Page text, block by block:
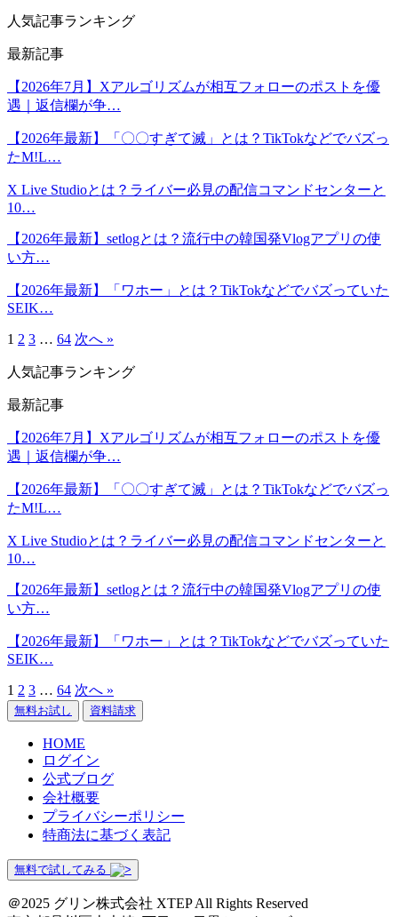
人気記事ランキング
最新記事
【2026年7月】Xアルゴリズムが相互フォローのポストを優
遇｜返信欄が争…
【2026年最新】「〇〇すぎて滅」とは？TikTokなどでバズっ
たM!L…
X Live Studioとは？ライバー必見の配信コマンドセンターと
10…
【2026年最新】setlogとは？流行中の韓国発Vlogアプリの使
い方…
【2026年最新】「ワホー」とは？TikTokなどでバズっていた
SEIK…
1 2 3 … 64 次へ »
人気記事ランキング
最新記事
【2026年7月】Xアルゴリズムが相互フォローのポストを優
遇｜返信欄が争…
【2026年最新】「〇〇すぎて滅」とは？TikTokなどでバズっ
たM!L…
X Live Studioとは？ライバー必見の配信コマンドセンターと
10…
【2026年最新】setlogとは？流行中の韓国発Vlogアプリの使
い方…
【2026年最新】「ワホー」とは？TikTokなどでバズっていた
SEIK…
1 2 3 … 64 次へ »
無料お試し 資料請求
HOME
ログイン
公式ブログ
会社概要
プライバシーポリシー
特商法に基づく表記
無料で試してみる
＠2025 グリン株式会社 XTEP All Rights Reserved